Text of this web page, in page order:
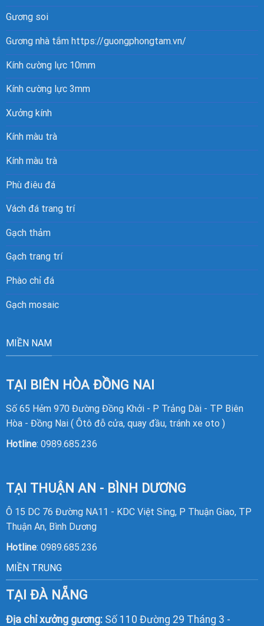
Gương soi
Gương nhà tắm https://guongphongtam.vn/
Kính cường lực 10mm
Kính cường lực 3mm
Xưởng kính
Kính màu trà
Kính màu trà
Phù điêu đá
Vách đá trang trí
Gạch thảm
Gạch trang trí
Phào chỉ đá
Gạch mosaic
MIỀN NAM
TẠI BIÊN HÒA ĐỒNG NAI
Số 65 Hẻm 970 Đường Đồng Khởi - P Trảng Dài - TP Biên
Hòa - Đồng Nai ( Ôtô đỗ cửa, quay đầu, tránh xe oto )
Hotline: 0989.685.236
TẠI THUẬN AN - BÌNH DƯƠNG
Ô 15 DC 76 Đường NA11 - KDC Việt Sing, P Thuận Giao, TP
Thuận An, Bình Dương
Hotline: 0989.685.236
MIỀN TRUNG
TẠI ĐÀ NẴNG
Địa chỉ xưởng gương:Số 110 Đường 29 Tháng 3 -